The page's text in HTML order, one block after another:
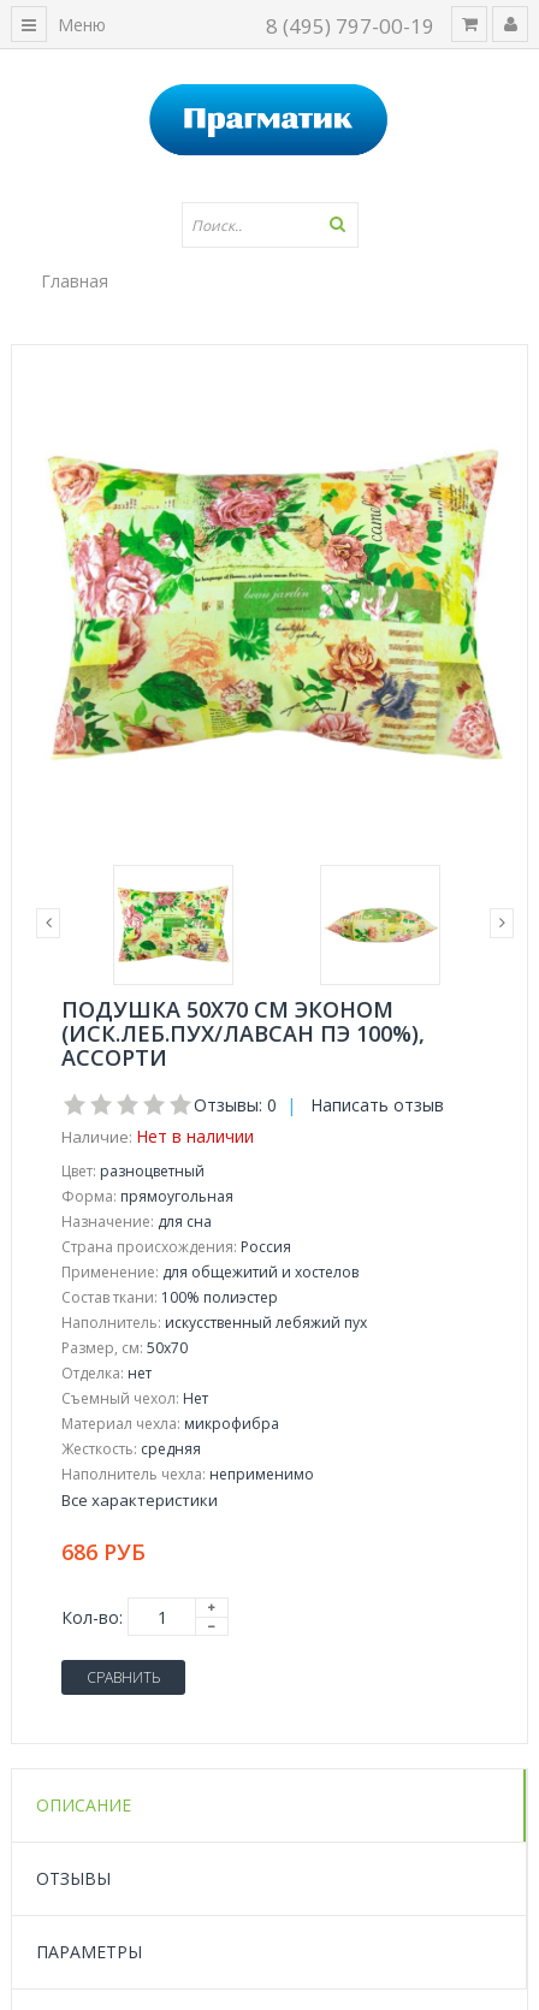
8 (495) 797-00-19
Меню
Главная
ПОДУШКА 50Х70 СМ ЭКОНОМ
(ИСК.ЛЕБ.ПУХ/ЛАВСАН ПЭ 100%),
АССОРТИ
Отзывы: 0 | Написать отзыв
Наличие: Нет в наличии
Цвет: разноцветный
Форма: прямоугольная
Назначение: для сна
Страна происхождения: Россия
Применение: для общежитий и хостелов
Состав ткани: 100% полиэстер
Наполнитель: искусственный лебяжий пух
Размер, см: 50x70
Отделка: нет
Съемный чехол: Нет
Материал чехла: микрофибра
Жесткость: средняя
Наполнитель чехла: неприменимо
Все характеристики
686 РУБ
Кол-во:
СРАВНИТЬ
ОПИСАНИЕ
ОТЗЫВЫ
ПАРАМЕТРЫ